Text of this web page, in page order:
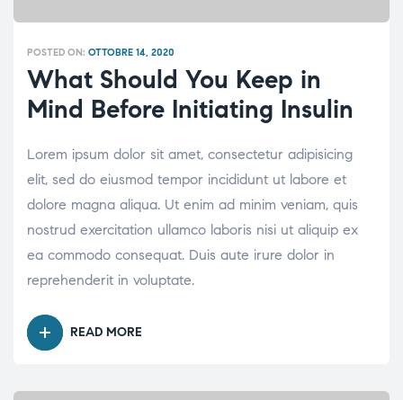
POSTED ON: OTTOBRE 14, 2020
What Should You Keep in
Mind Before Initiating Insulin
Lorem ipsum dolor sit amet, consectetur adipisicing
elit, sed do eiusmod tempor incididunt ut labore et
dolore magna aliqua. Ut enim ad minim veniam, quis
nostrud exercitation ullamco laboris nisi ut aliquip ex
ea commodo consequat. Duis aute irure dolor in
reprehenderit in voluptate.
READ MORE